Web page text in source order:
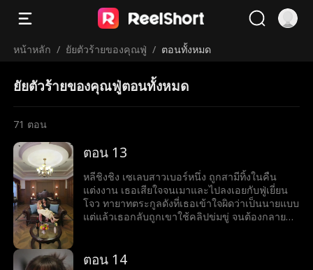
หน้าหลัก / ยัยตัวร้ายของคุณฟู่ / ตอนทั้งหมด
ยัยตัวร้ายของคุณฟู่ตอนทั้งหมด
71 ตอน
ตอน 13
หลีชิงชิง เซเลบสาวเบอร์หนึ่ง ถูกสามีทิ้งในคืน
แต่งงาน เธอเสียใจจนเมาและไปลงเอยกับฟู่เยี่ยน
โจว ทายาทตระกูลดังที่เธอเข้าใจผิดว่าเป็นนายแบบ
แต่แล้วเธอกลับถูกเขาใช้คลิปข่มขู่ จนต้องกลายมา
ตอน 14